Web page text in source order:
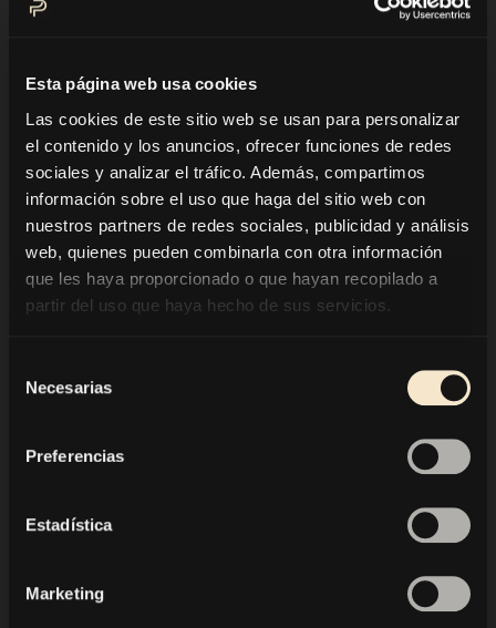
Esta página web usa cookies
Las cookies de este sitio web se usan para personalizar
el contenido y los anuncios, ofrecer funciones de redes
sociales y analizar el tráfico. Además, compartimos
información sobre el uso que haga del sitio web con
nuestros partners de redes sociales, publicidad y análisis
web, quienes pueden combinarla con otra información
que les haya proporcionado o que hayan recopilado a
partir del uso que haya hecho de sus servicios.
Necesarias
Preferencias
Estadística
Marketing
del nuevo WaltherPark
, situado en pleno
Tras años de planificación, construcción y
paciencia, este impresionante nuevo proyecto
urbano está finalmente listo para abrir sus
puertas, conectando el casco antiguo con la
estación de tren y dotando a Bolzano de un
nuevo corazón.
, un
auténtico
modelo
para la futura regeneración urbana de las
ciudades europeas
Es un gran honor para mí formar parte de este
¡Bueno, nos vemos en Bolzano, Tirol del Sur!